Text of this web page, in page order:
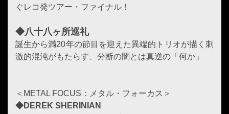
ぐレコ発ツアー・ファイナル！
◆八十八ヶ所巡礼
誕生から満20年の節目を迎えた異端的トリオが描く刺
激的混沌がもたらす、分断の闇とは真逆の「何か」
＜METAL FOCUS：メタル・フォーカス＞
◆DEREK SHERINIAN